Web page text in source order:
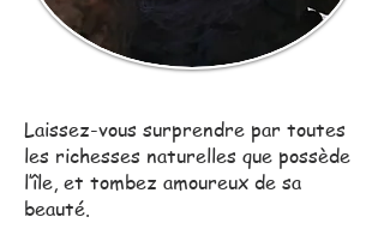
Laissez-vous surprendre par toutes
les richesses naturelles que possède
l’île, et tombez amoureux de sa
beauté.